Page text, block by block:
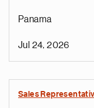
Panama
Jul 24, 2026
Sales